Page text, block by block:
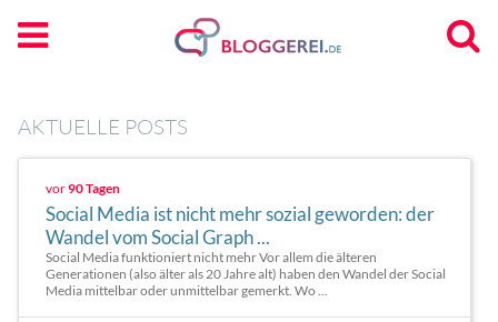
AKTUELLE POSTS
vor90 Tagen
Social Media ist nicht mehr sozial geworden: der
Wandel vom Social Graph ...
Social Media funktioniert nicht mehr Vor allem die älteren
Generationen (also älter als 20 Jahre alt) haben den Wandel der Social
Media mittelbar oder unmittelbar gemerkt. Wo ...